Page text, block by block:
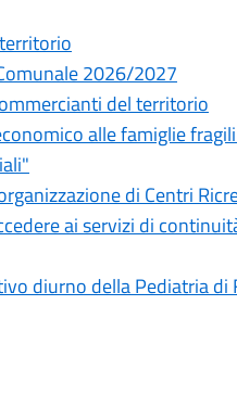
2026/2027
del territorio
alle famiglie
di Centri
ai servizi di
diurno della Pediatria di